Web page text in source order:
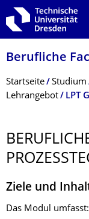
Zur Hauptnavigation
Zur Suche springen
Zum Inhalt springen
Berufliche
Breadcrumb-Menü
Startseite Studium
Lehrangebot
LPT
Ziele und
Das Modul